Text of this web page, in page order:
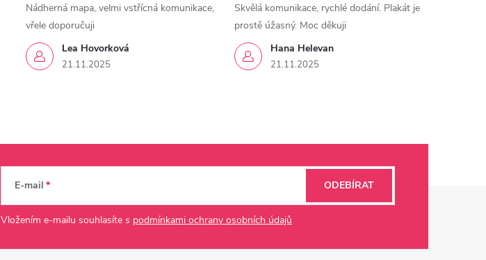
Lea Hovorková
21.11.2025
Nádherná mapa, velmi vstřícná komunikace,
vřele doporučuji
Hana Helevan
21.11.2025
Skvělá komunikace, rychlé dodání. Plakát je
prostě úžasný. Moc děkuji
E-mail
Vložením e-mailu souhlasíte s podmínkami ochrany osobních údajů
ODEBÍRAT